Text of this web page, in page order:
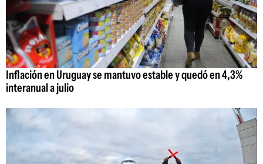
Inflación en Uruguay se mantuvo estable y quedó en 4,3%
interanual a julio